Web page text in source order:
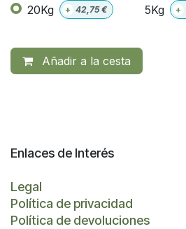
20Kg + 42,75€ 5Kg +
Añadir a la cesta
Enlaces de Interés
Legal
Política de privacidad
Política de devoluciones